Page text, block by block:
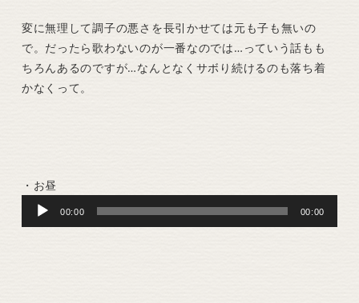
変に無理して調子の悪さを長引かせては元も子も無いの
で。だったら歌わないのが一番なのでは…っていう話もも
ちろんあるのですが…なんとなくサボり続けるのも落ち着
かなくって。
・お昼
Audio
Player
00:00 00:00